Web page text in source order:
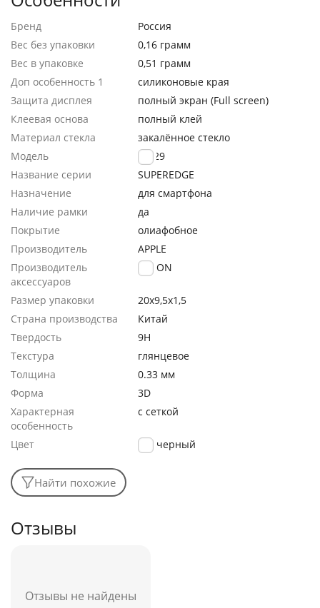
Бренд
Россия
Вес без упаковки
0,16 грамм
Вес в упаковке
0,51 грамм
Доп особенность 1
силиконовые края
Защита дисплея
полный экран (Full screen)
Клеевая основа
полный клей
Материал стекла
закалённое стекло
Модель
GL-29
Название серии
SUPEREDGE
Назначение
для смартфона
Наличие рамки
да
Покрытие
олиафобное
Производитель
APPLE
Производитель
аксессуаров
FaisON
Размер упаковки
20х9,5х1,5
Страна производства
Китай
Твердость
9H
Текстура
глянцевое
Толщина
0.33 мм
Форма
3D
Характерная
особенность
с сеткой
Цвет черный
Найти похожие
Отзывы
Отзывы не найдены